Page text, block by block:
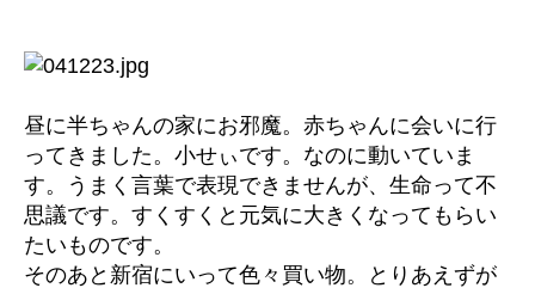
昼に半ちゃんの家にお邪魔。赤ちゃんに会いに行
ってきました。小せぃです。なのに動いていま
す。うまく言葉で表現できませんが、生命って不
思議です。すくすくと元気に大きくなってもらい
たいものです。
そのあと新宿にいって色々買い物。とりあえずが